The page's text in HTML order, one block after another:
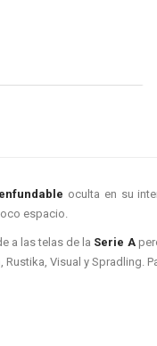
oculta en su
espacio.
a las telas de la Serie A
Rustika, Visual y